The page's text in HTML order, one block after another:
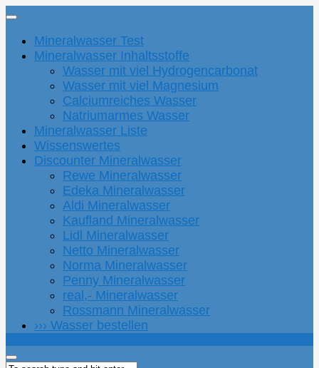
Mineralwasser Test
Mineralwasser Inhaltsstoffe
Wasser mit viel Hydrogencarbonat
Wasser mit viel Magnesium
Calciumreiches Wasser
Natriumarmes Wasser
Mineralwasser Liste
Wissenswertes
Discounter Mineralwasser
Rewe Mineralwasser
Edeka Mineralwasser
Aldi Mineralwasser
Kaufland Mineralwasser
Lidl Mineralwasser
Netto Mineralwasser
Norma Mineralwasser
Penny Mineralwasser
real,- Mineralwasser
Rossmann Mineralwasser
››› Wasser bestellen